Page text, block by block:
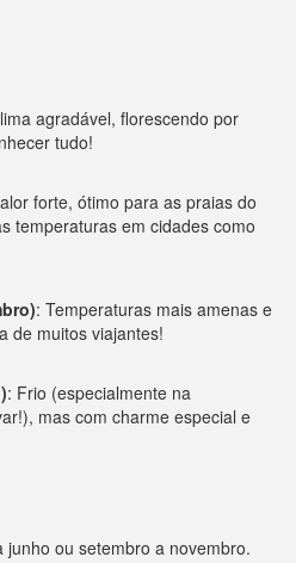
agradável, florescendo por
tudo!
forte, ótimo para as praias do
temperaturas em cidades como
: Temperaturas mais amenas e
de muitos viajantes!
: Frio (especialmente na
mas com charme especial e
junho ou setembro a novembro.